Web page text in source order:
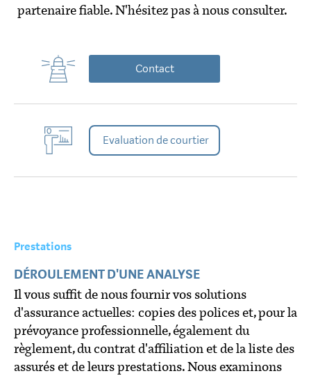
partenaire fiable. N'hésitez pas à nous consulter.
Contact
Evaluation de courtier
Prestations
DÉROULEMENT D'UNE ANALYSE
Il vous suffit de nous fournir vos solutions
d'assurance actuelles: copies des polices et, pour la
prévoyance professionnelle, également du
règlement, du contrat d'affiliation et de la liste des
assurés et de leurs prestations. Nous examinons